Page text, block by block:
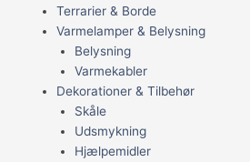
Terrarier & Borde
Varmelamper & Belysning
Belysning
Varmekabler
Dekorationer & Tilbehør
Skåle
Udsmykning
Hjælpemidler